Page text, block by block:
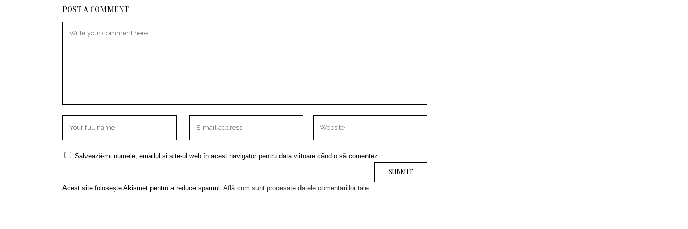
POST A COMMENT
Salvează-mi numele, emailul și site-ul web în acest navigator pentru data viitoare când o să comentez.
Acest site folosește Akismet pentru a reduce spamul. Află cum sunt procesate datele comentariilor tale.